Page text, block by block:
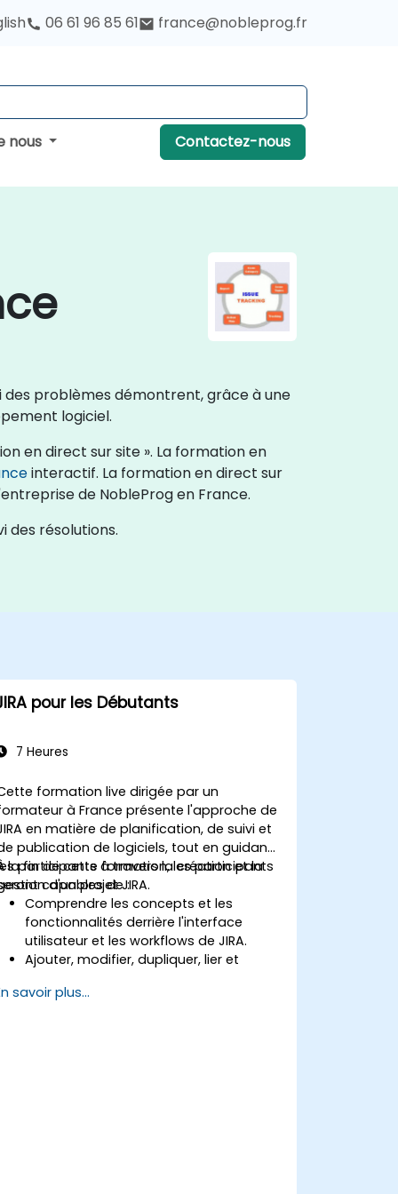
06 61 96 85 61 france@nobleprog.fr
nous Contactez-nous
des problèmes démontrent, grâce à une
logiciel.
en direct sur site ». La formation en
interactif. La formation en direct sur
de NobleProg en France.
des résolutions.
pour les Débutants
7 Heures
formation live dirigée par un
à France présente l'approche de
en matière de planification, de suivi et
publication de logiciels, tout en guidant
participants à travers la création et la
d'un projet JIRA.
la fin de cette formation, les participants
capables de :
Comprendre les concepts et les
fonctionnalités derrière l'interface
utilisateur et les workflows de JIRA.
Ajouter, modifier, dupliquer, lier et
Faire évoluer les tickets à travers le
savoir plus...